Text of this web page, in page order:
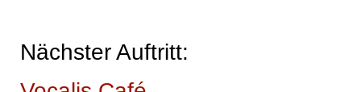
Nächster Auftritt: